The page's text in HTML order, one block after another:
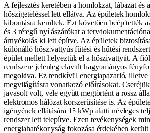
A fejlesztés keretében a homlokzat, lábazat és
hőszigeteléssel lett ellátva. Az épületek
kibontásra kerültek. Ezt követően beépítették
és 3 rétegű nyílászárókat a
árnyékolás ki lett építve. Az épületek
különálló hőszivattyús fűtési és hűtési
épület mellett helyeztük el a hőszivattyút. A
rendszere jelenleg elavult hagyományos
megoldva. Ez rendkívül energiapazarló, illetve
megvilágításra vonatkozó előírásokat.
javasolt volt, vele együtt megtörtént a rossz
elektromos hálózat korszerűsítése is. Az
igényének ellátására 15 kWp alatti névleges
rendszer lett telepítve. Ezen tevékenységek
energiahatékonyság fokozása érdekében